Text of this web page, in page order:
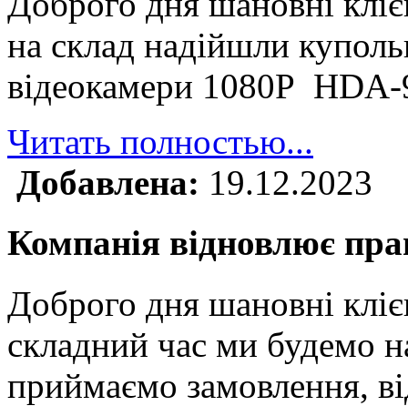
на склад надійшли
відеокамери 1080P
Читать полностью...
Добавлена: 19.12.2023
Компанія відновлює
Доброго дня шановні
складний час ми будемо
приймаємо замовлення,